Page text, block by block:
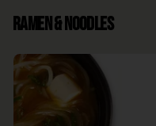
Ramen & Noodles